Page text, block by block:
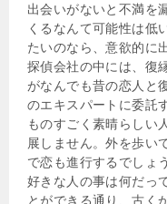
出会いがないと不満を
くるなんて可能性は低
たいのなら、意欲的に
探偵会社の中には、復
がなんでも昔の恋人と
のエキスパートに委託
ものすごく素晴らしい
展しません。外を歩い
で恋も進行するでしょう
好きな人の事は何だっ
とができる通り、古く